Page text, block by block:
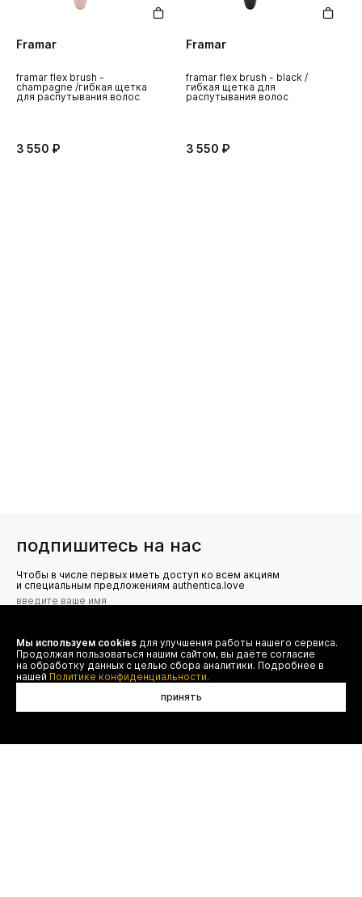
Framar
framar flex brush -
champagne /гибкая щетка
для распутывания волос
3 550 ₽
Framar
framar flex brush - black /
гибкая щетка для
распутывания волос
3 550 ₽
подпишитесь на нас
Чтобы в числе первых иметь доступ ко всем акциям
и специальным предложениям authentica.love
Я даю согласие на сбор, обработку и хранение моих
персональных данных (имя, email, телефон) для получения
рекламных и информационных рассылок от ООО 'БТ
Юнайтед', а также ознакомлен(а) с
Политикой конфиденциальности
Мы используем cookies для улучшения работы нашего сервиса.
Продолжая пользоваться нашим сайтом, вы даёте согласие
на обработку данных с целью сбора аналитики. Подробнее в
нашей Политике конфиденциальности.
принять